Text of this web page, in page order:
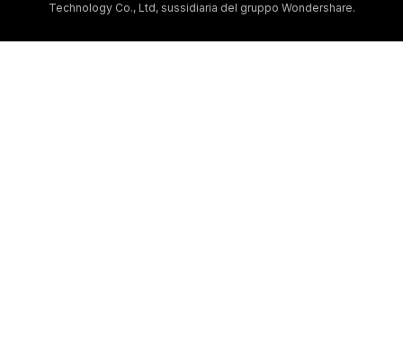
Technology Co., Ltd, sussidiaria del gruppo Wondershare.